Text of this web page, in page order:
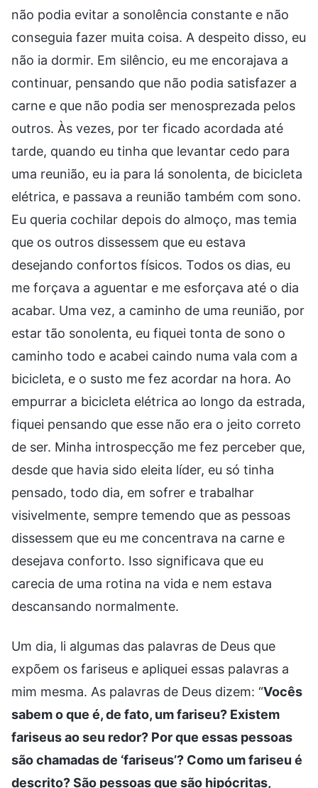
não podia evitar a sonolência constante e não
conseguia fazer muita coisa. A despeito disso, eu
não ia dormir. Em silêncio, eu me encorajava a
continuar, pensando que não podia satisfazer a
carne e que não podia ser menosprezada pelos
outros. Às vezes, por ter ficado acordada até
tarde, quando eu tinha que levantar cedo para
uma reunião, eu ia para lá sonolenta, de bicicleta
elétrica, e passava a reunião também com sono.
Eu queria cochilar depois do almoço, mas temia
que os outros dissessem que eu estava
desejando confortos físicos. Todos os dias, eu
me forçava a aguentar e me esforçava até o dia
acabar. Uma vez, a caminho de uma reunião, por
estar tão sonolenta, eu fiquei tonta de sono o
caminho todo e acabei caindo numa vala com a
bicicleta, e o susto me fez acordar na hora. Ao
empurrar a bicicleta elétrica ao longo da estrada,
fiquei pensando que esse não era o jeito correto
de ser. Minha introspecção me fez perceber que,
desde que havia sido eleita líder, eu só tinha
pensado, todo dia, em sofrer e trabalhar
visivelmente, sempre temendo que as pessoas
dissessem que eu me concentrava na carne e
desejava conforto. Isso significava que eu
carecia de uma rotina na vida e nem estava
descansando normalmente.
Um dia, li algumas das palavras de Deus que
expõem os fariseus e apliquei essas palavras a
mim mesma. As palavras de Deus dizem: “Vocês
sabem o que é, de fato, um fariseu? Existem
fariseus ao seu redor? Por que essas pessoas
são chamadas de ‘fariseus’? Como um fariseu é
descrito? São pessoas que são hipócritas,